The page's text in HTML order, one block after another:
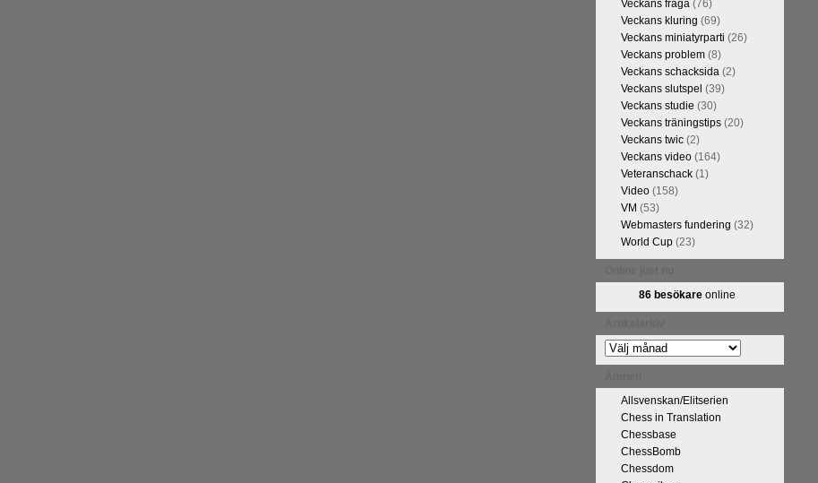
Veckans fråga(76)
Veckans kluring (69)
Veckans miniatyrparti (26)
Veckans problem(8)
Veckans schacksida(2)
Veckans slutspel (39)
Veckans studie (30)
Veckans träningstips(20)
Veckans twic(2)
Veckans video(164)
Veteranschack(1)
Video(158)
VM (53)
Webmasters fundering (32)
World Cup(23)
86 besökareonline
Artikelarkiv
Allsvenskan/Elitserien
Chess in Translation
Chessbase
ChessBomb
Chessdom